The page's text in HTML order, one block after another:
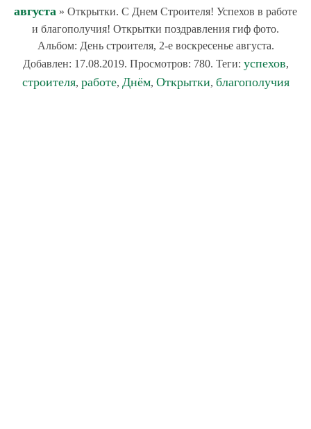
августа » Открытки. С Днем Строителя! Успехов в работе
и благополучия! Открытки поздравления гиф фото.
Альбом: День строителя, 2-е воскресенье августа.
Добавлен: 17.08.2019. Просмотров: 780. Теги: успехов,
строителя, работе, Днём, Открытки, благополучия